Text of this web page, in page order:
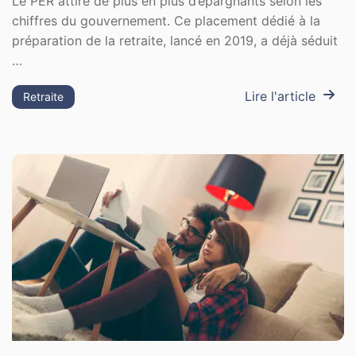
chiffres du gouvernement. Ce placement dédié à la
préparation de la retraite, lancé en 2019, a déjà séduit
…
Lire l'article
Retraite